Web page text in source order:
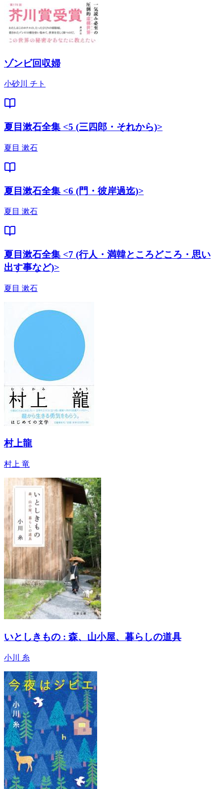
ゾンビ回収婦
小砂川 チト
夏目漱石全集 <5 (三四郎・それから)>
夏目 漱石
夏目漱石全集 <6 (門・彼岸過迄)>
夏目 漱石
夏目漱石全集 <7 (行人・満韓ところどころ・思い
出す事など)>
夏目 漱石
村上龍
村上 竜
いとしきもの : 森、山小屋、暮らしの道具
小川 糸